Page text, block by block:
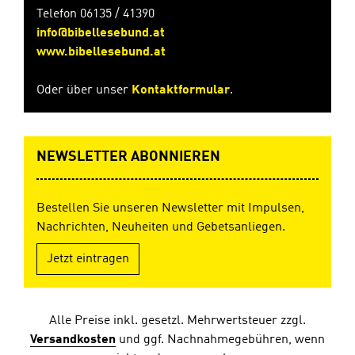
Telefon 06135 / 41390
info@bibellesebund.at
www.bibellesebund.at
Oder über unser Kontaktformular.
NEWSLETTER ABONNIEREN
Bestellen Sie unseren Newsletter mit Impulsen,
Nachrichten, Neuheiten und Gebetsanliegen.
Jetzt eintragen
Alle Preise inkl. gesetzl. Mehrwertsteuer zzgl.
Versandkosten und ggf. Nachnahmegebühren, wenn